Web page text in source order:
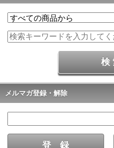
メルマガ登録・解除